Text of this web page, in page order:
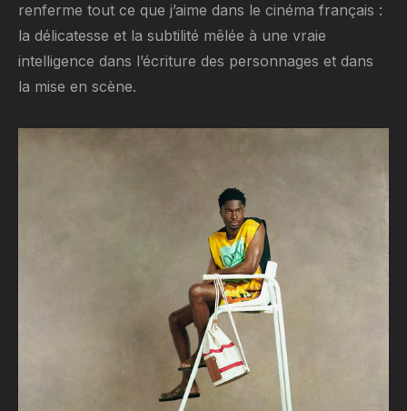
renferme tout ce que j’aime dans le cinéma français :
la délicatesse et la subtilité mêlée à une vraie
intelligence dans l’écriture des personnages et dans
la mise en scène.